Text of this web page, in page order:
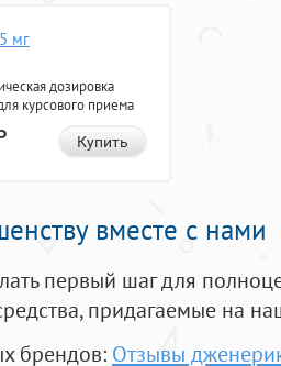
мг
дозировка
курсового приема
Купить
вместе с нами
первый шаг для
придагаемые на
брендов: Отзывы